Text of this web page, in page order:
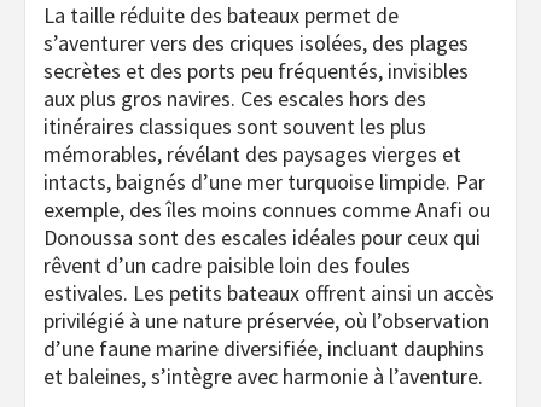
La taille réduite des bateaux permet de
s’aventurer vers des criques isolées, des plages
secrètes et des ports peu fréquentés, invisibles
aux plus gros navires. Ces escales hors des
itinéraires classiques sont souvent les plus
mémorables, révélant des paysages vierges et
intacts, baignés d’une mer turquoise limpide. Par
exemple, des îles moins connues comme Anafi ou
Donoussa sont des escales idéales pour ceux qui
rêvent d’un cadre paisible loin des foules
estivales. Les petits bateaux offrent ainsi un accès
privilégié à une nature préservée, où l’observation
d’une faune marine diversifiée, incluant dauphins
et baleines, s’intègre avec harmonie à l’aventure.